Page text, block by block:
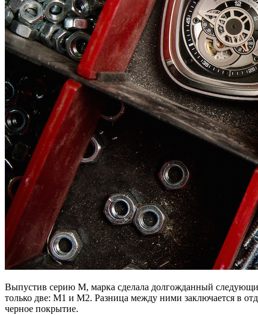
Выпустив серию М, марка сделала долгожданный
только две: М1 и М2. Разница между ними заключается в
черное покрытие.